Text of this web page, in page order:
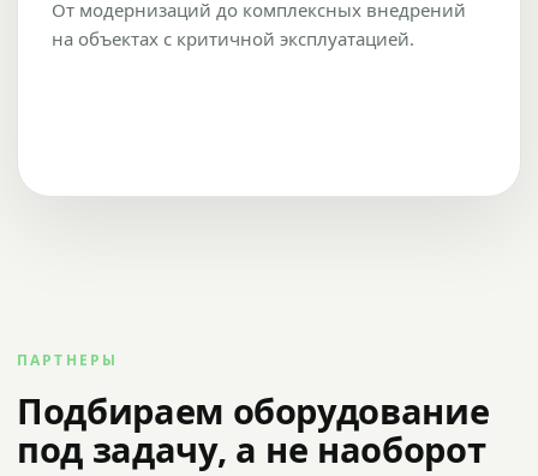
От модернизаций до комплексных внедрений
на объектах с критичной эксплуатацией.
ПАРТНЕРЫ
Подбираем оборудование
под задачу, а не наоборот